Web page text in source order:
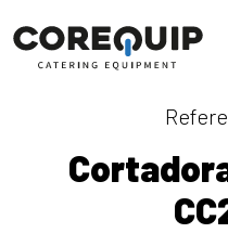
Navegación principal